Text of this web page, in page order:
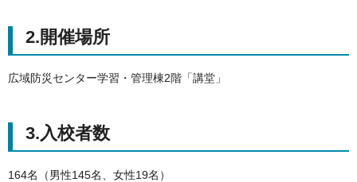
2.開催場所
広域防災センター学習・管理棟2階「講堂」
3.入校者数
164名（男性145名、女性19名）